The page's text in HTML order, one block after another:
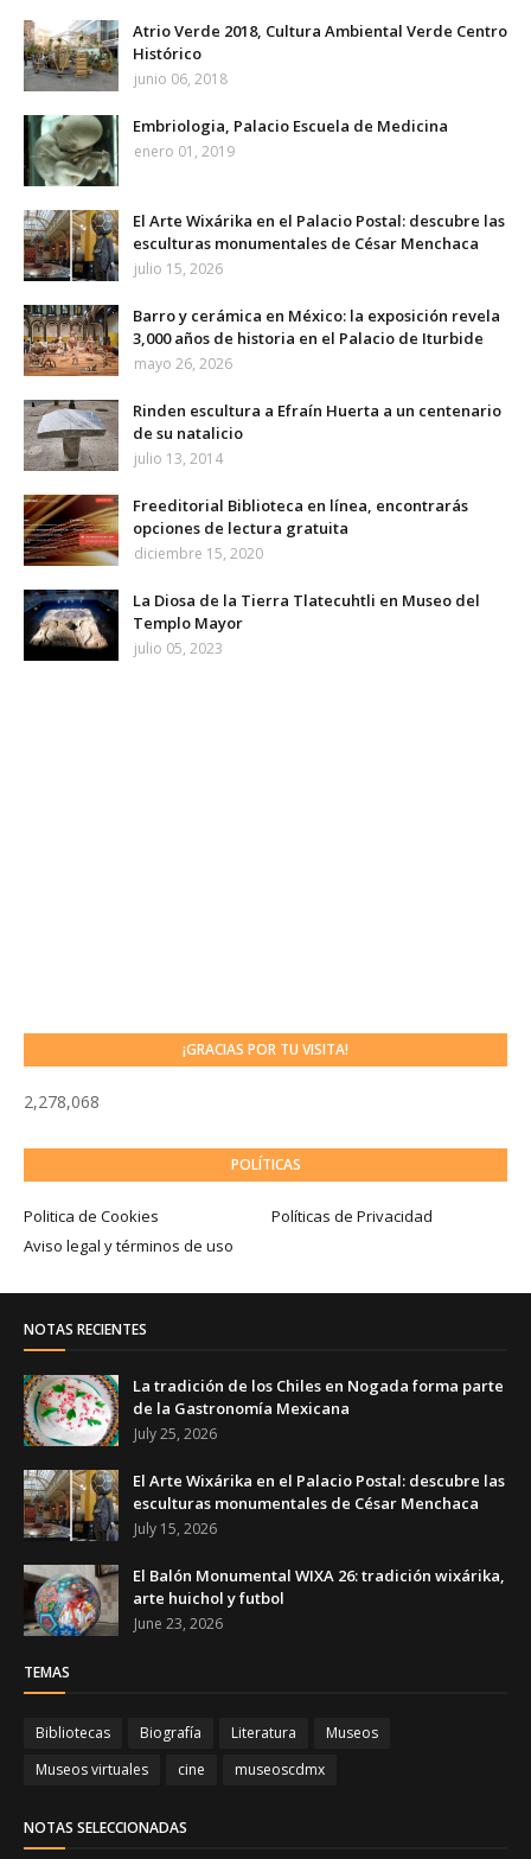
Atrio Verde 2018, Cultura Ambiental Verde Centro
Histórico
junio 06, 2018
Embriologia, Palacio Escuela de Medicina
enero 01, 2019
El Arte Wixárika en el Palacio Postal: descubre las
esculturas monumentales de César Menchaca
julio 15, 2026
Barro y cerámica en México: la exposición revela
3,000 años de historia en el Palacio de Iturbide
mayo 26, 2026
Rinden escultura a Efraín Huerta a un centenario
de su natalicio
julio 13, 2014
Freeditorial Biblioteca en línea, encontrarás
opciones de lectura gratuita
diciembre 15, 2020
La Diosa de la Tierra Tlatecuhtli en Museo del
Templo Mayor
julio 05, 2023
¡GRACIAS POR TU VISITA!
2,278,068
POLÍTICAS
Politica de Cookies
Políticas de Privacidad
Aviso legal y términos de uso
NOTAS RECIENTES
La tradición de los Chiles en Nogada forma parte
de la Gastronomía Mexicana
July 25, 2026
El Arte Wixárika en el Palacio Postal: descubre las
esculturas monumentales de César Menchaca
July 15, 2026
El Balón Monumental WIXA 26: tradición wixárika,
arte huichol y futbol
June 23, 2026
TEMAS
Bibliotecas Biografía Literatura
Museos
Museos virtuales
cine museoscdmx
NOTAS SELECCIONADAS